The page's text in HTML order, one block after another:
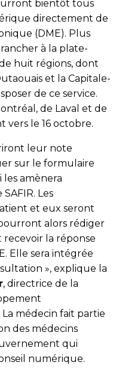
bientôt tous
directement de
(DME). Plus
à la plate­
huit ré­­­gions, dont
et la Capitale-
de ce service.
de Laval et de
vers le 16 octobre.
leur note
sur le formulaire
amènera
Les
et eux seront
alors rédiger
recevoir la réponse
Elle sera intégrée
», explique la
, directrice de la
médecin fait partie
des médecins
qui
numérique.